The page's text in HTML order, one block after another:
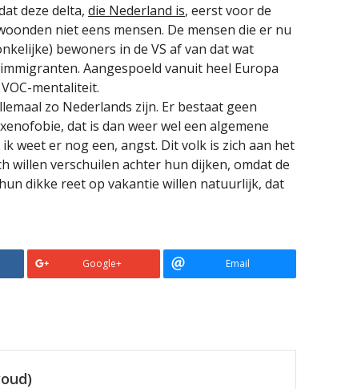
deze delta, die Nederland is, eerst voor de
niet eens mensen. De mensen die er nu
bewoners in de VS af van dat wat
Aangespoeld vanuit heel Europa
mentaliteit.
zo Nederlands zijn. Er bestaat geen
dat is dan weer wel een algemene
weet er nog een, angst. Dit volk is zich aan het
willen verschuilen achter hun dijken, omdat de
dikke reet op vakantie willen natuurlijk, dat
Google+ Email